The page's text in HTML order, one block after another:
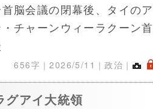
脳会議の閉幕後、タイのア
チャーンウィーラクーン首
656字｜2026/5/11 ｜政治｜ .
アイ大統領